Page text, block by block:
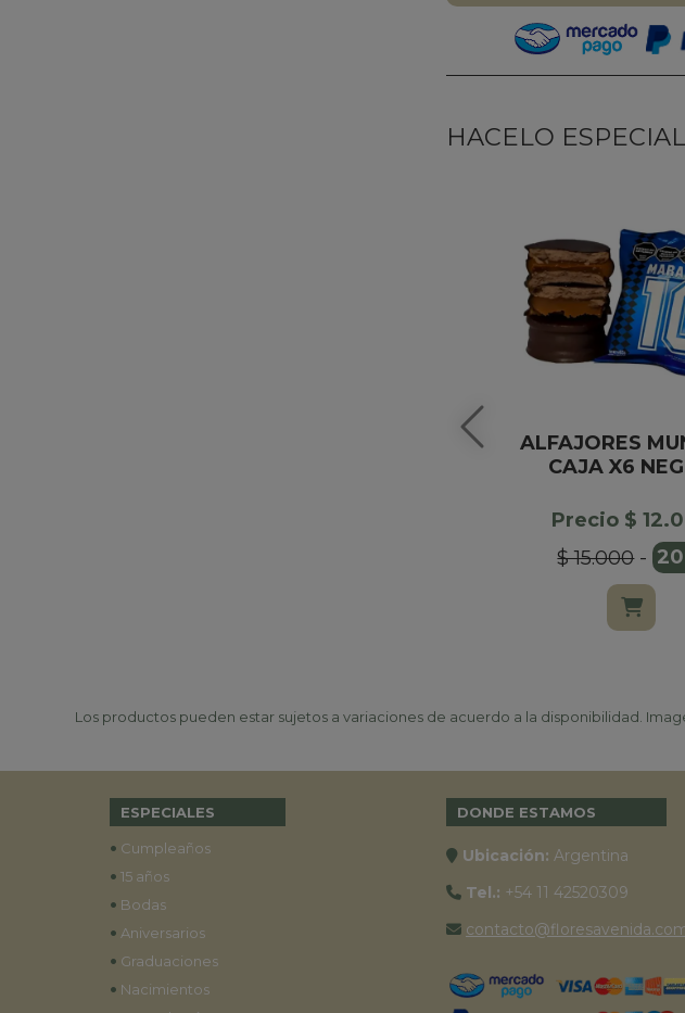
HACELO
ALFAJORES
CAJA X6
Precio $
$ 15.000-
Los productos pueden estar sujetos a variaciones de acuerdo a la disponibilidad.
ESPECIALES
• Cumpleaños
• 15 años
• Bodas
• Aniversarios
• Graduaciones
• Nacimientos
DONDE ESTAMOS
Ubicación: Argentina
Tel.: +54 11 42520309